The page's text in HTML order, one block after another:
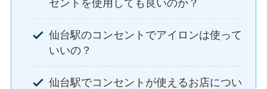
セントを使用しても良いのか？
仙台駅のコンセントでアイロンは使って
いいの？
仙台駅でコンセントが使えるお店につい